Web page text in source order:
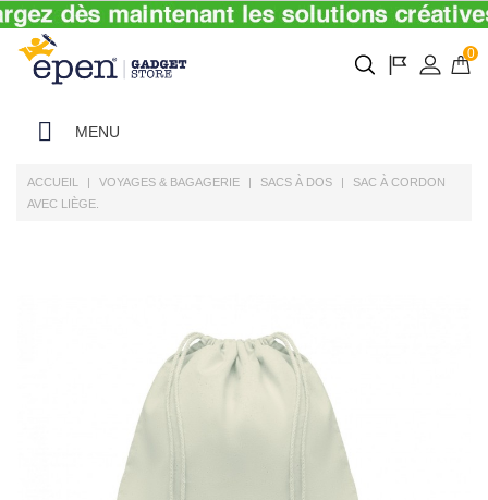
0
MENU
ACCUEIL VOYAGES & BAGAGERIE SACS À DOS
SAC À CORDON
AVEC LIÈGE.